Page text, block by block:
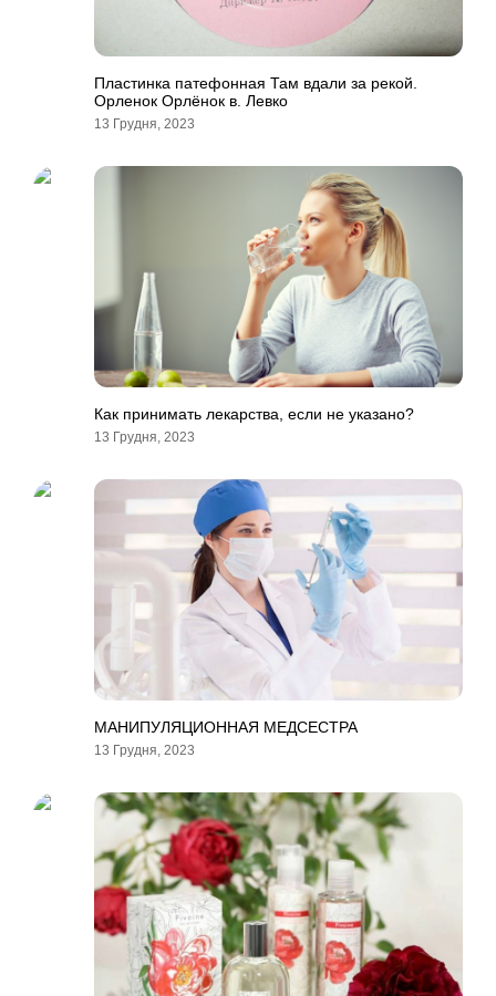
Пластинка патефонная Там вдали за рекой.
Орленок Орлёнок в. Левко
13 Грудня, 2023
Как принимать лекарства, если не указано?
13 Грудня, 2023
МАНИПУЛЯЦИОННАЯ МЕДСЕСТРА
13 Грудня, 2023